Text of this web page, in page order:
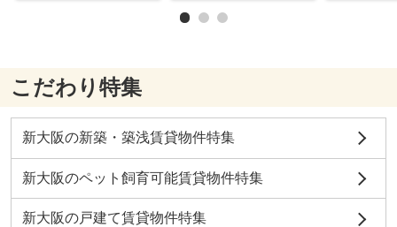
こだわり特集
新大阪の新築・築浅賃貸物件特集
新大阪のペット飼育可能賃貸物件特集
新大阪の戸建て賃貸物件特集